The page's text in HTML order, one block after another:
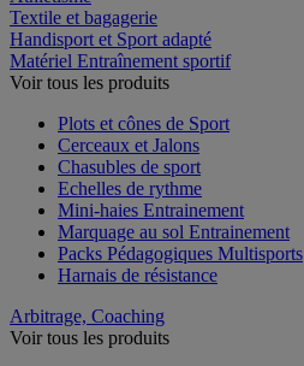
Textile et bagagerie
Handisport et Sport adapté
Matériel Entraînement sportif
Voir tous les produits
Plots et cônes de Sport
Cerceaux et Jalons
Chasubles de sport
Echelles de rythme
Mini-haies Entrainement
Marquage au sol Entrainement
Packs Pédagogiques Multisports
Harnais de résistance
Arbitrage, Coaching
Voir tous les produits